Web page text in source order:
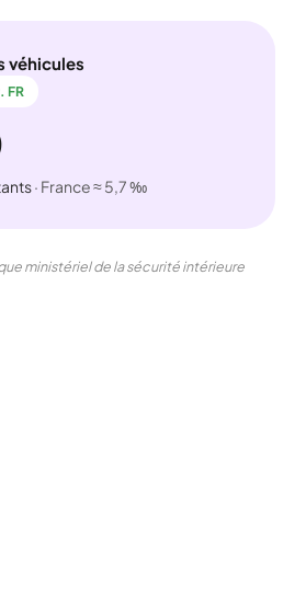
véhicules
FR
· France ≈ 5,7 ‰
ministériel de la sécurité intérieure